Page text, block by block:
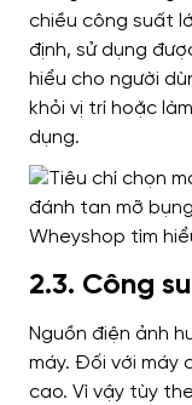
chiều công suất
định, sử dụng
hiểu cho người
khỏi vị trí hoặc
dụng.
2.3. Công
Nguồn điện ảnh
máy. Đối với máy
cao. Vì vậy tùy